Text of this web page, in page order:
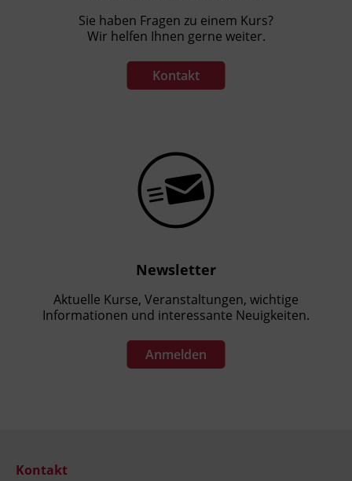
Sie haben Fragen zu einem Kurs?
Wir helfen Ihnen gerne weiter.
Kontakt
Newsletter
Aktuelle Kurse, Veranstaltungen, wichtige
Informationen und interessante Neuigkeiten.
Anmelden
Kontakt